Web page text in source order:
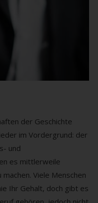
der Geschichte
im Vordergrund: der
und
es mittlerweile
Viele Menschen
Ihr Gehalt, doch gibt es